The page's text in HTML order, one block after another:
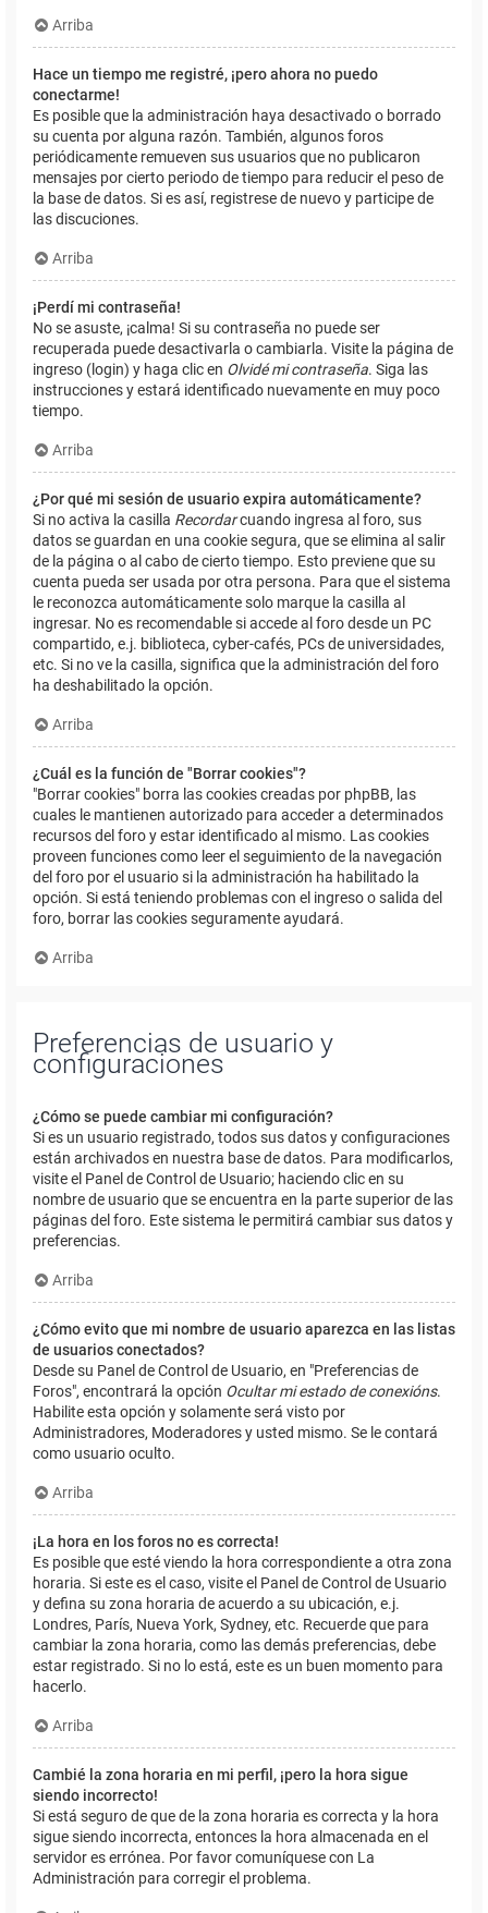
Arriba
Hace un tiempo me registré, ¡pero ahora no puedo
conectarme!
Es posible que la administración haya desactivado o borrado
su cuenta por alguna razón. También, algunos foros
periódicamente remueven sus usuarios que no publicaron
mensajes por cierto periodo de tiempo para reducir el peso de
la base de datos. Si es así, registrese de nuevo y participe de
las discuciones.
Arriba
¡Perdí mi contraseña!
No se asuste, ¡calma! Si su contraseña no puede ser
recuperada puede desactivarla o cambiarla. Visite la página de
ingreso (login) y haga clic en Olvidé mi contraseña. Siga las
instrucciones y estará identificado nuevamente en muy poco
tiempo.
Arriba
¿Por qué mi sesión de usuario expira automáticamente?
Si no activa la casilla Recordarcuando ingresa al foro, sus
datos se guardan en una cookie segura, que se elimina al salir
de la página o al cabo de cierto tiempo. Esto previene que su
cuenta pueda ser usada por otra persona. Para que el sistema
le reconozca automáticamente solo marque la casilla al
ingresar. No es recomendable si accede al foro desde un PC
compartido, e.j. biblioteca, cyber-cafés, PCs de universidades,
etc. Si no ve la casilla, significa que la administración del foro
ha deshabilitado la opción.
Arriba
¿Cuál es la función de "Borrar cookies"?
"Borrar cookies" borra las cookies creadas por phpBB, las
cuales le mantienen autorizado para acceder a determinados
recursos del foro y estar identificado al mismo. Las cookies
proveen funciones como leer el seguimiento de la navegación
del foro por el usuario si la administración ha habilitado la
opción. Si está teniendo problemas con el ingreso o salida del
foro, borrar las cookies seguramente ayudará.
Arriba
Preferencias de usuario y
configuraciones
¿Cómo se puede cambiar mi configuración?
Si es un usuario registrado, todos sus datos y configuraciones
están archivados en nuestra base de datos. Para modificarlos,
visite el Panel de Control de Usuario; haciendo clic en su
nombre de usuario que se encuentra en la parte superior de las
páginas del foro. Este sistema le permitirá cambiar sus datos y
preferencias.
Arriba
¿Cómo evito que mi nombre de usuario aparezca en las listas
de usuarios conectados?
Desde su Panel de Control de Usuario, en "Preferencias de
Foros", encontrará la opción Ocultar mi estado de conexións.
Habilite esta opción y solamente será visto por
Administradores, Moderadores y usted mismo. Se le contará
como usuario oculto.
Arriba
¡La hora en los foros no es correcta!
Es posible que esté viendo la hora correspondiente a otra zona
horaria. Si este es el caso, visite el Panel de Control de Usuario
y defina su zona horaria de acuerdo a su ubicación, e.j.
Londres, París, Nueva York, Sydney, etc. Recuerde que para
cambiar la zona horaria, como las demás preferencias, debe
estar registrado. Si no lo está, este es un buen momento para
hacerlo.
Arriba
Cambié la zona horaria en mi perfil, ¡pero la hora sigue
siendo incorrecto!
Si está seguro de que de la zona horaria es correcta y la hora
sigue siendo incorrecta, entonces la hora almacenada en el
servidor es errónea. Por favor comuníquese con La
Administración para corregir el problema.